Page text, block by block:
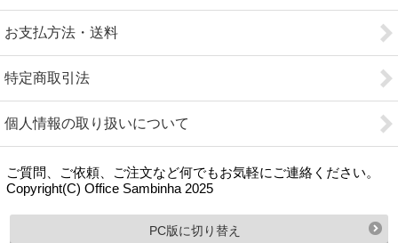
お支払方法・送料
特定商取引法
個人情報の取り扱いについて
ご質問、ご依頼、ご注文など何でもお気軽にご連絡ください。
Copyright(C) Office Sambinha 2025
PC版に切り替え